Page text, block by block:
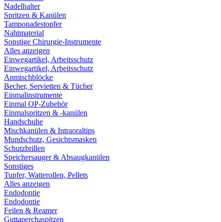
Nadelhalter
Spritzen & Kanülen
Tamponadestopfer
Nahtmaterial
Sonstige Chirurgie-Instrumente
Alles anzeigen
Einwegartikel, Arbeitsschutz
Einwegartikel, Arbeitsschutz
Anmischblöcke
Becher, Servietten & Tücher
Einmalinstrumente
Einmal OP-Zubehör
Einmalspritzen & -kanülen
Handschuhe
Mischkanülen & Intraoraltips
Mundschutz, Gesichtsmasken
Schutzbrillen
Speichersauger & Absaugkanülen
Sonstiges
Tupfer, Watterollen, Pellets
Alles anzeigen
Endodontie
Endodontie
Feilen & Reamer
Guttaperchaspitzen